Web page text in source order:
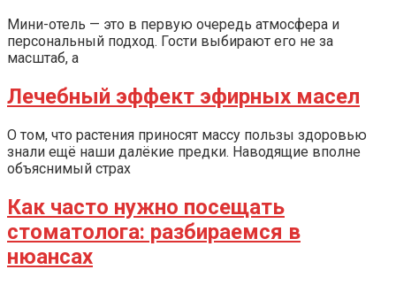
Мини-отель — это в первую очередь атмосфера и
персональный подход. Гости выбирают его не за
масштаб, а
Лечебный эффект эфирных масел
О том, что растения приносят массу пользы здоровью
знали ещё наши далёкие предки. Наводящие вполне
объяснимый страх
Как часто нужно посещать
стоматолога: разбираемся в
нюансах